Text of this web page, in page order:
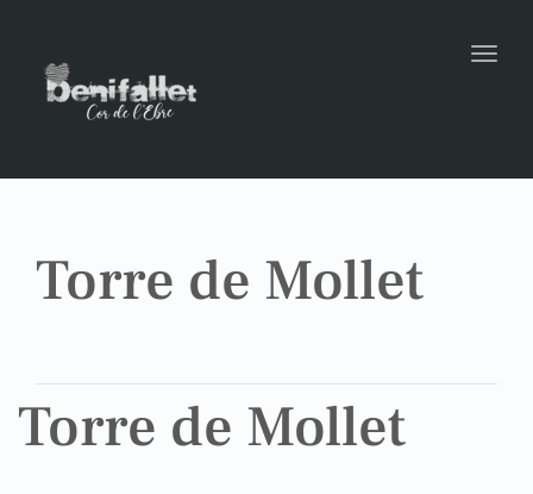
Torre de Mollet
Torre de Mollet